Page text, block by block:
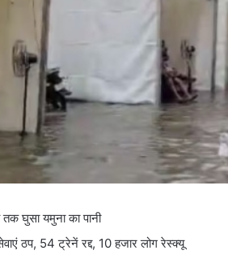
घुसा यमुना का पानी
ठप, 54 ट्रेनें रद्द, 10 हजार लोग रेस्क्यू